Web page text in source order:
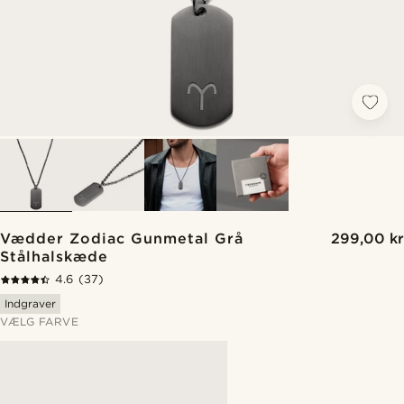
Vædder Zodiac Gunmetal Grå
Stålhalskæde
299,00 kr
4.6 (37)
Indgraver
VÆLG FARVE